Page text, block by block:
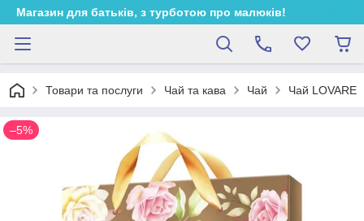
Магазин для батьків, з турботою про малюків!
Товари та послуги Чай та кава Чай Чай LOVARE
–5%